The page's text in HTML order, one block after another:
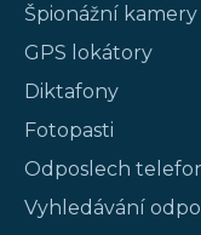
Špionážní kamery
GPS lokátory
Diktafony
Fotopasti
Odposlech
Vyhledávání